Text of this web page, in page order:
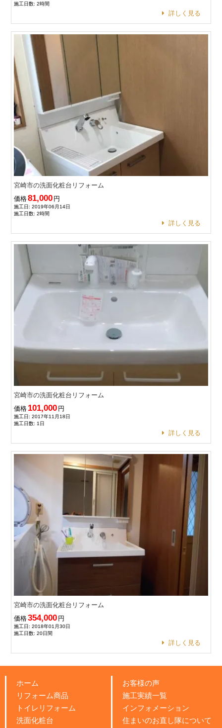
施工日数: 2時間
詳しく見る
宮崎市の洗面化粧台リフォーム
価格81,000 円
施工日: 2019年06月14日
施工日数: 2時間
詳しく見る
宮崎市の洗面化粧台リフォーム
価格 101,000 円
施工日: 2017年11月18日
施工日数: 1日
詳しく見る
宮崎市の洗面化粧台リフォーム
価格354,000 円
施工日: 2018年01月30日
施工日数: 20日間
詳しく見る
ホーム
リフォーム商品
トイレリフォーム
洗面化粧台
お客様の声
施工実績一覧
インフォメーション
住まいのお直し隊について